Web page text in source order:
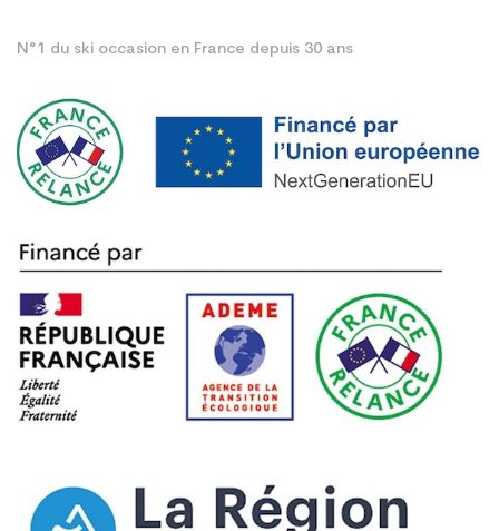
N°1 du ski occasion en France depuis 30 ans